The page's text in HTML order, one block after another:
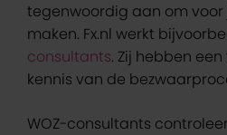
tegenwoordig aan om voor
maken. Fx.nl werkt
consultants. Zij hebben
kennis van de
WOZ-consultants